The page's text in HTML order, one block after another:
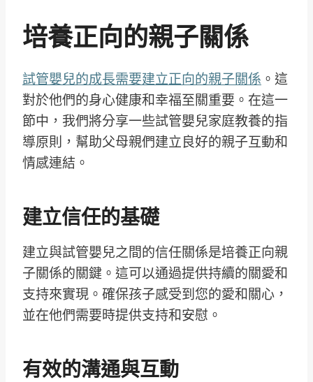
培養正向的親子關係
試管嬰兒的成長需要建立正向的親子關係 。這
對於他們的身心健康和幸福至關重要。在這一
節中，我們將分享一些試管嬰兒家庭教養的指
導原則，幫助父母親們建立良好的親子互動和
情感連結。
建立信任的基礎
建立與試管嬰兒之間的信任關係是培養正向親
子關係的關鍵。這可以通過提供持續的關愛和
支持來實現。確保孩子感受到您的愛和關心，
並在他們需要時提供支持和安慰。
有效的溝通與互動